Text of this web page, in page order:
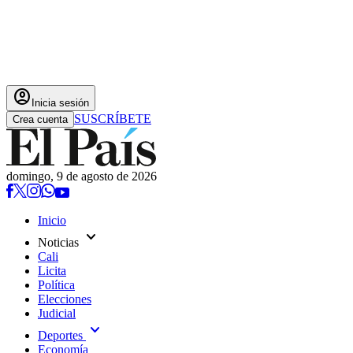
account_circle Inicia sesión
Crea cuenta SUSCRÍBETE
domingo, 9 de agosto de 2026
Inicio
Noticias expand_more
Cali
Licita
Política
Elecciones
Judicial
Deportes expand_more
Economía